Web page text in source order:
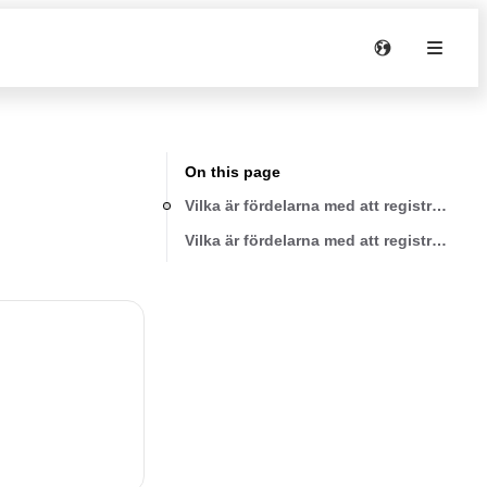
On this page
Vilka är fördelarna med att registrera
Vilka är fördelarna med att registrera